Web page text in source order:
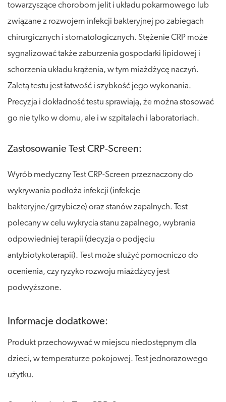
towarzyszące chorobom jelit i układu pokarmowego lub
związane z rozwojem infekcji bakteryjnej po zabiegach
chirurgicznych i stomatologicznych. Stężenie CRP może
sygnalizować także zaburzenia gospodarki lipidowej i
schorzenia układu krążenia, w tym miażdżycę naczyń.
Zaletą testu jest łatwość i szybkość jego wykonania.
Precyzja i dokładność testu sprawiają, że można stosować
go nie tylko w domu, ale i w szpitalach i laboratoriach.
Zastosowanie Test CRP-Screen:
Wyrób medyczny Test CRP-Screen przeznaczony do
wykrywania podłoża infekcji (infekcje
bakteryjne/grzybicze) oraz stanów zapalnych. Test
polecany w celu wykrycia stanu zapalnego, wybrania
odpowiedniej terapii (decyzja o podjęciu
antybiotykoterapii). Test może służyć pomocniczo do
ocenienia, czy ryzyko rozwoju miażdżycy jest
podwyższone.
Informacje dodatkowe:
Produkt przechowywać w miejscu niedostępnym dla
dzieci, w temperaturze pokojowej. Test jednorazowego
użytku.